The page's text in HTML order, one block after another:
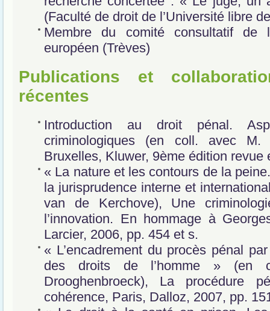
(Faculté de droit de l’Université libre
Membre du comité consultatif de
européen (Trèves)
Publications et
récentes
Introduction au droit pénal.
criminologiques (en coll. avec M.
Bruxelles, Kluwer, 9ème édition revue
« La nature et les contours de la
la jurisprudence interne et
van de Kerchove), Une
l’innovation. En hommage à
Larcier, 2006, pp. 454 et s.
« L’encadrement du procès pénal
des droits de l’homme » (en
Drooghenbroeck), La procédure
cohérence, Paris, Dalloz, 2007, pp.